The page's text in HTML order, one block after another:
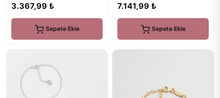
3.367,99 ₺
Sepete Ekle
7.141,99 ₺
Sepete Ekle